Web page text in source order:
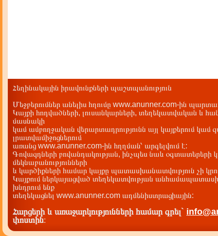
Հեղինակային իրավունքների պաշտպանություն
Մեջբերումներ անելիս հղումը www.anunner.com-ին
Կայքի հոդվածների, լուսանկարների, տեղեկատվական և
մասնակի
կամ ամբողջական վերարտադրությունն այլ կայքերում կամ
լրատվամիջոցներում
առանց www.anunner.com-ին հղղման՝ արգելվում է:
Գովազդների բովանդակության, ինչպես նաև օգտատերերի
մեկնաբանությունների
և կարծիքների համար կայքը պատասխանատվություն չի
Կայքում ներկայացված տեղեկատվության
խնդրում ենք
տեղեկացնել www.anunner.com ադմենիստրացիային:
Հարցերի և առաջարկությունների համար գրել`
փոստին: